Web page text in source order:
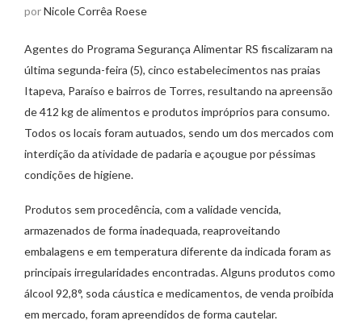
porNicole Corrêa Roese
Agentes do Programa Segurança Alimentar RS fiscalizaram na
última segunda-feira (5), cinco estabelecimentos nas praias
Itapeva, Paraíso e bairros de Torres, resultando na apreensão
de 412 kg de alimentos e produtos impróprios para consumo.
Todos os locais foram autuados, sendo um dos mercados com
interdição da atividade de padaria e açougue por péssimas
condições de higiene.
Produtos sem procedência, com a validade vencida,
armazenados de forma inadequada, reaproveitando
embalagens e em temperatura diferente da indicada foram as
principais irregularidades encontradas. Alguns produtos como
álcool 92,8°, soda cáustica e medicamentos, de venda proibida
em mercado, foram apreendidos de forma cautelar.